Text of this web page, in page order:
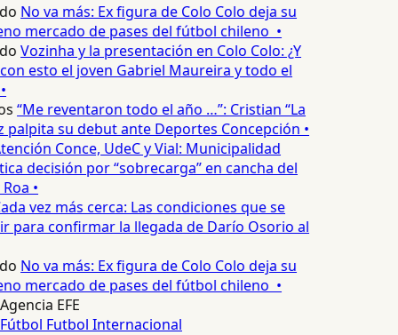
No va más: Ex figura de Colo Colo deja su
mercado de pases del fútbol chileno •
Vozinha y la presentación en Colo Colo: ¿Y
esto el joven Gabriel Maureira y todo el
“Me reventaron todo el año …”: Cristian “La
palpita su debut ante Deportes Concepción •
Conce, UdeC y Vial: Municipalidad
decisión por “sobrecarga” en cancha del
•
vez más cerca: Las condiciones que se
para confirmar la llegada de Darío Osorio al
No va más: Ex figura de Colo Colo deja su
mercado de pases del fútbol chileno •
Agencia EFE
Fútbol Futbol Internacional